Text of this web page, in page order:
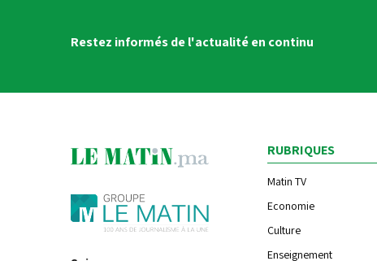
Restez informés de l'actualité en continu
RUBRIQUES
Matin TV
Economie
Culture
Enseignement